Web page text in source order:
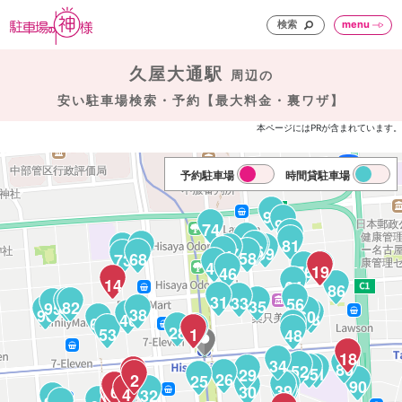
検索 menu
久屋大通駅
周辺の
安い駐車場検索・予約【最大料金・裏ワザ】
本ページにはPRが含まれています。
9695
9291
90
86
85
84
83
82
81
80
78
76
74
7372 7069
68 67
66
64
63
62
61
60
58
57
56
55
54
53
52
51
50
49
48
46
45
44
42
40
39
38 35
34
33
32
31
30
29
2827
26
25
19
18
14
9
7
64
3
2
1
予約駐車場 時間貸駐車場